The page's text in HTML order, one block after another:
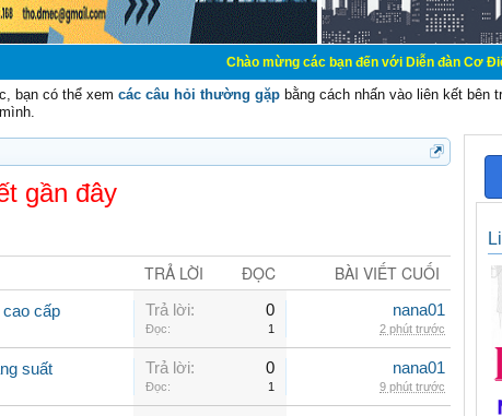
Chào mừng các bạn đến với Diễn đàn Cơ Điện - Diễn
bạn có thể xem các câu hỏi thường gặp bằng cách nhấn vào liên kết bên
gần đây
TRẢ LỜI ĐỌC BÀI VIẾT CUỐI
cấp Trả lời: 0
Đọc: 1
nana01
2 phút trước
suất Trả lời: 0
Đọc: 1
nana01
9 phút trước